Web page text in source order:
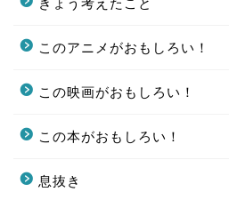
きょう考えたこと
このアニメがおもしろい！
この映画がおもしろい！
この本がおもしろい！
息抜き